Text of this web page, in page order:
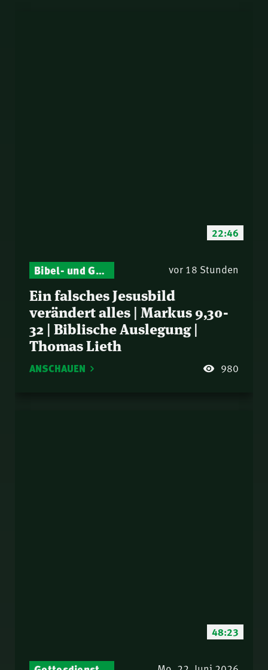
22:46
Bibel- und Gebetsstunde – Jeden Donnerstag neu: Vers-für-Vers-Auslegungen vor 18 Stunden
Ein falsches Jesusbild
verändert alles | Markus 9,30-
32 | Biblische Auslegung |
Thomas Lieth
ANSCHAUEN 980
48:23